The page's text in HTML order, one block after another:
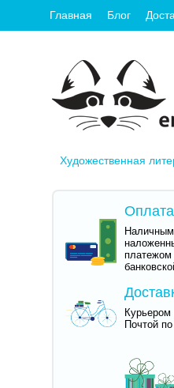
Главная Блог
Художественная
Оплата
платежом
Курьером
Почтой по